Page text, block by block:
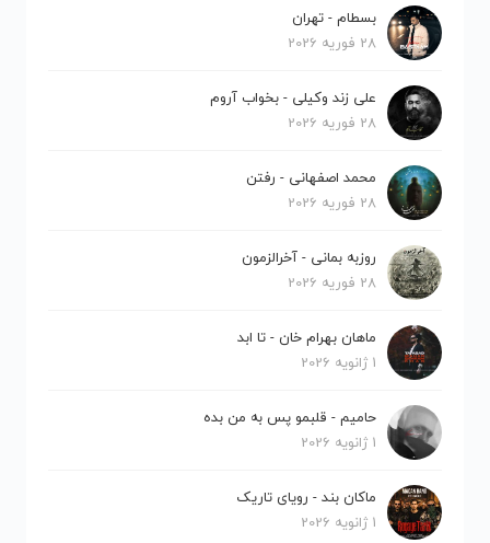
بسطام - تهران
28 فوریه 2026
علی زند وکیلی - بخواب آروم
28 فوریه 2026
محمد اصفهانی - رفتن
28 فوریه 2026
روزبه بمانی - آخرالزمون
28 فوریه 2026
ماهان بهرام خان - تا ابد
1 ژانویه 2026
حامیم - قلبمو پس به من بده
1 ژانویه 2026
ماکان بند - رویای تاریک
1 ژانویه 2026